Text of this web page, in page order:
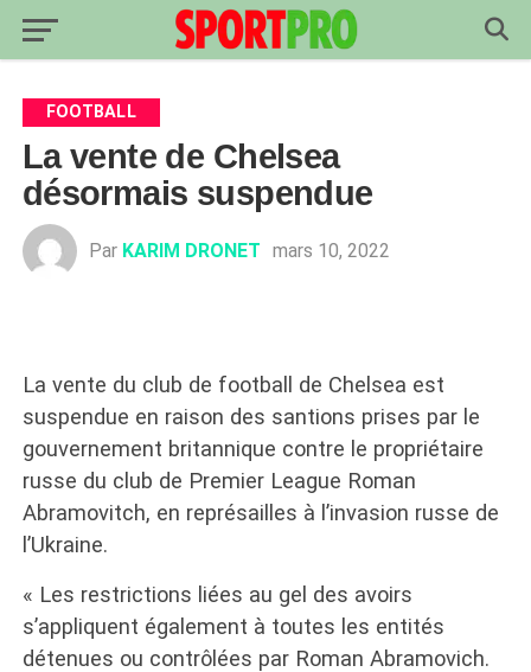
FOOTBALL
La vente de Chelsea
désormais suspendue
Par KARIM DRONET mars 10, 2022
La vente du club de football de Chelsea est
suspendue en raison des santions prises par le
gouvernement britannique contre le propriétaire
russe du club de Premier League Roman
Abramovitch, en représailles à l’invasion russe de
l’Ukraine.
« Les restrictions liées au gel des avoirs
s’appliquent également à toutes les entités
détenues ou contrôlées par Roman Abramovich.